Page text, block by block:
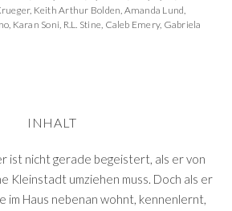
, Keith Arthur Bolden, Amanda Lund,
, Karan Soni, R.L. Stine, Caleb Emery, Gabriela
INHALT
ist nicht gerade begeistert, als er von
Kleinstadt umziehen muss. Doch als er
im Haus nebenan wohnt, kennenlernt,